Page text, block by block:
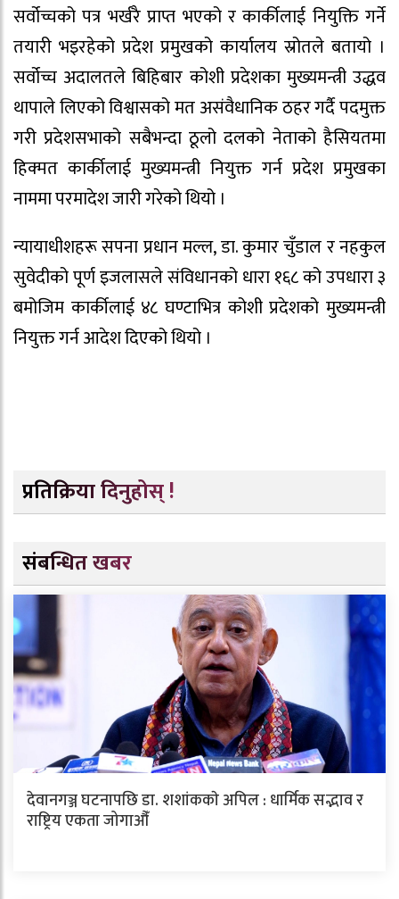
सर्वोच्चको पत्र भर्खरै प्राप्त भएको र कार्कीलाई नियुक्ति गर्ने
तयारी भइरहेको प्रदेश प्रमुखको कार्यालय स्रोतले बतायो ।
सर्वोच्च अदालतले बिहिबार कोशी प्रदेशका मुख्यमन्त्री उद्धव
थापाले लिएको विश्वासको मत असंवैधानिक ठहर गर्दै पदमुक्त
गरी प्रदेशसभाको सबैभन्दा ठूलो दलको नेताको हैसियतमा
हिक्मत कार्कीलाई मुख्यमन्त्री नियुक्त गर्न प्रदेश प्रमुखका
नाममा परमादेश जारी गरेको थियो ।
न्यायाधीशहरू सपना प्रधान मल्ल, डा. कुमार चुँडाल र नहकुल
सुवेदीको पूर्ण इजलासले संविधानको धारा १६८ को उपधारा ३
बमोजिम कार्कीलाई ४८ घण्टाभित्र कोशी प्रदेशको मुख्यमन्त्री
नियुक्त गर्न आदेश दिएको थियो ।
प्रतिक्रिया दिनुहोस् !
संबन्धित खबर
देवानगञ्ज घटनापछि डा. शशांककाे अपिल : धार्मिक सद्भाव र
राष्ट्रिय एकता जोगाऔँ